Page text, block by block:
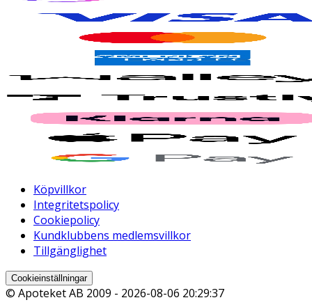
Köpvillkor
Integritetspolicy
Cookiepolicy
Kundklubbens medlemsvillkor
Tillgänglighet
Cookieinställningar
© Apoteket AB 2009 - 2026-08-06 20:29:37